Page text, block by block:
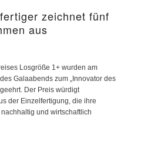
zeichnet fünf
aus
Losgröße 1+ wurden am
Galaabends zum „Innovator des
Der Preis würdigt
der Einzelfertigung, die ihre
und wirtschaftlich